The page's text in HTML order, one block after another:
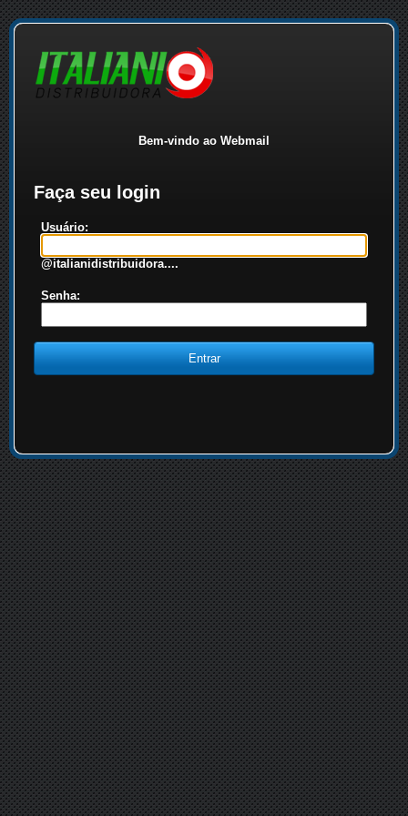
Bem-vindo ao Webmail
Faça seu login
Usuário:
@italianidistribuidora....
Senha: